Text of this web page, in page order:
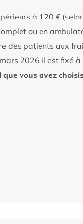
à 120 €
ou en
des patients aux
2026 il est fixé à
vous avez choisis